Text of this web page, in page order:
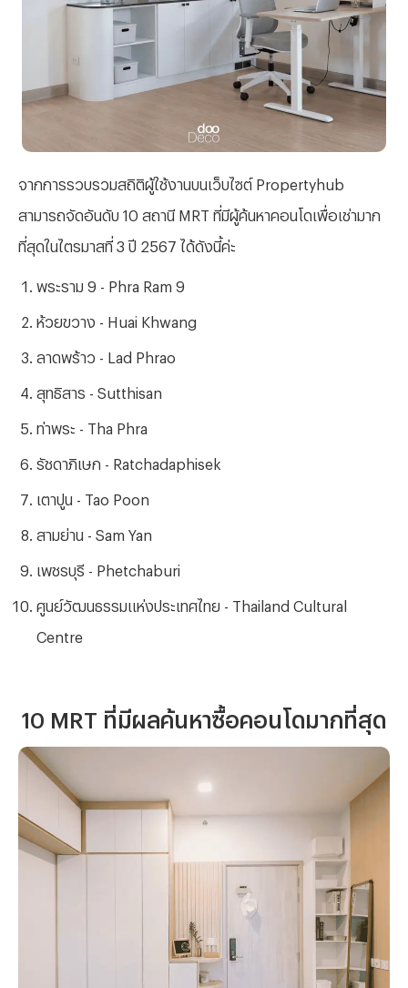
จากการรวบรวมสถิติผู้ใช้งานบนเว็บไซต์ Propertyhub
สามารถจัดอันดับ 10 สถานี MRT ที่มีผู้ค้นหาคอนโดเพื่อเช่ามาก
ที่สุดในไตรมาสที่ 3 ปี 2567 ได้ดังนี้ค่ะ
พระราม 9 - Phra Ram 9
ห้วยขวาง - Huai Khwang
ลาดพร้าว - Lad Phrao
สุทธิสาร - Sutthisan
ท่าพระ - Tha Phra
รัชดาภิเษก - Ratchadaphisek
เตาปูน - Tao Poon
สามย่าน - Sam Yan
เพชรบุรี - Phetchaburi
ศูนย์วัฒนธรรมแห่งประเทศไทย - Thailand Cultural
Centre
10 MRT ที่มีผลค้นหาซื้อคอนโดมากที่สุด